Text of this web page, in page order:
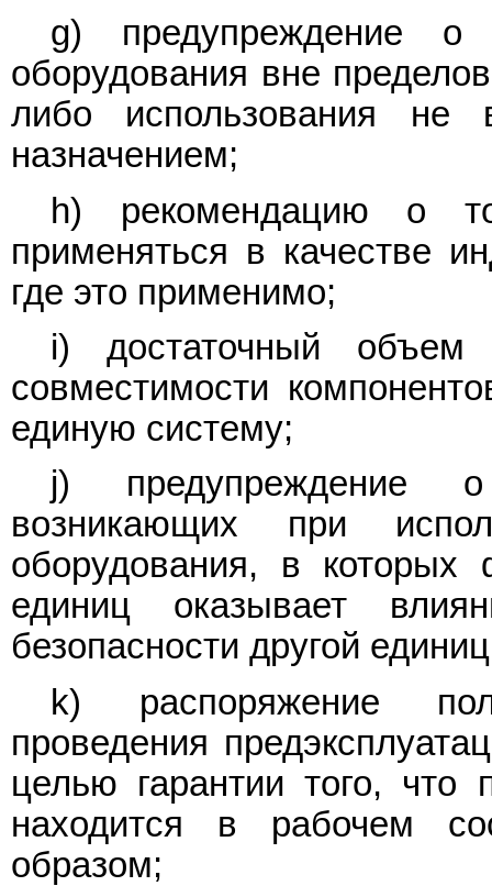
g) предупреждение о
оборудования вне
либо использования
назначением;
h) рекомендацию о
применяться в качестве
где это применимо;
i) достаточный объем
совместимости
единую систему;
j) предупреждение
возникающих при
оборудования, в которых
единиц оказывает
безопасности другой
k) распоряжение
проведения
целью гарантии того, что
находится в рабочем
образом;